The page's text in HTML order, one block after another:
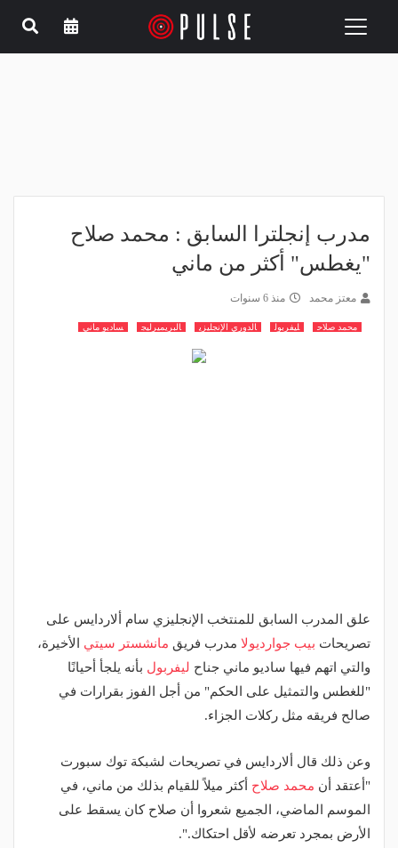
Toggle
مدرب إنجلترا السابق : محمد صلاح
"يغطس" أكثر من ماني
معتز محمد منذ 6 سنوات
محمد صلاح ليفربول الدوري الإنجليزي البريميرليج ساديو ماني
علق المدرب السابق للمنتخب الإنجليزي سام ألاردايس على
تصريحات بيب جوارديولا مدرب فريق مانشستر سيتي الأخيرة،
والتي اتهم فيها ساديو ماني جناح ليفربول بأنه يلجأ أحيانًا
"للغطس والتمثيل على الحكم" من أجل الفوز بقرارات في
صالح فريقه مثل ركلات الجزاء.
وعن ذلك قال ألاردايس في تصريحات لشبكة توك سبورت
"أعتقد أن محمد صلاح أكثر ميلاً للقيام بذلك من ماني، في
الموسم الماضي، الجميع شعروا أن صلاح كان يسقط على
الأرض بمجرد تعرضه لأقل احتكاك.".